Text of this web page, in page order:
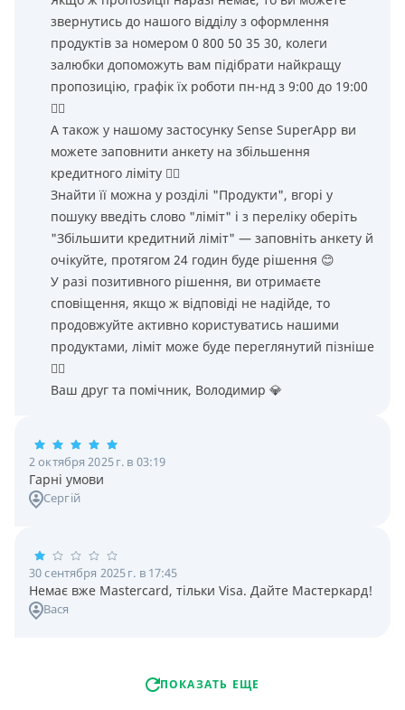
звернутись до нашого відділу з оформлення
продуктів за номером 0 800 50 35 30, колеги
залюбки допоможуть вам підібрати найкращу
пропозицію, графік їх роботи пн-нд з 9:00 до 19:00
👌🏻
А також у нашому застосунку Sense SuperApp ви
можете заповнити анкету на збільшення
кредитного ліміту 👌🏻
Знайти її можна у розділі "Продукти", вгорі у
пошуку введіть слово "ліміт" і з переліку оберіть
"Збільшити кредитний ліміт" — заповніть анкету й
очікуйте, протягом 24 годин буде рішення 😊
У разі позитивного рішення, ви отримаєте
сповіщення, якщо ж відповіді не надійде, то
продовжуйте активно користуватись нашими
продуктами, ліміт може буде переглянутий пізніше
👌🏻
Ваш друг та помічник, Володимир 💎
2 октября 2025 г. в 03:19
Гарні умови
Сергій
30 сентября 2025 г. в 17:45
Немає вже Mastercard, тільки Visa. Дайте Мастеркард!
Вася
ПОКАЗАТЬ ЕЩЕ